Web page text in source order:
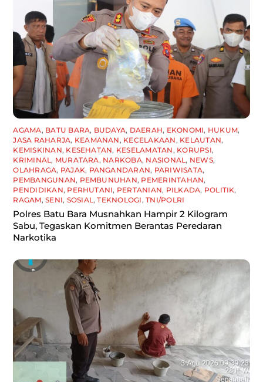
AGAMA, BATU BARA, BUDAYA, DAERAH, EKONOMI, HUKUM,
JASA RAHARJA, KEAMANAN , KECELAKAAN , KELAUTAN,
KEMISKINAN, KESEHATAN, KESELAMATAN , KORUPSI,
KRIMINAL , MURATARA, NARKOBA, NASIONAL , NEWS,
OLAHRAGA, PAJAK, PANGANDARAN, PARIWISATA,
PEMBANGUNAN, PEMBUNUHAN, PEMERINTAHAN,
PENDIDIKAN, PERHUTANI, PERTANIAN, PILKADA, POLITIK,
RAGAM,SENI, SOSIAL ,TEKNOLOGI ,TNI/POLRI
Polres Batu Bara Musnahkan Hampir 2 Kilogram
Sabu, Tegaskan Komitmen Berantas Peredaran
Narkotika